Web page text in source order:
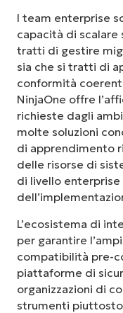
I team enterprise
capacità di scalare
tratti di gestire
sia che si tratti di
conformità
NinjaOne offre
richieste dagli
molte soluzioni
di apprendimento
delle risorse di
di livello enterprise
L’ecosistema di
per garantire
compatibilità pre-
piattaforme di
organizzazioni di
strumenti